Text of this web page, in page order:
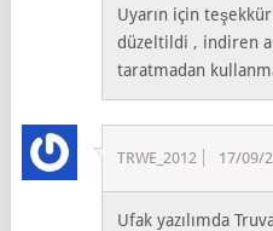
Uyarın için
düzeltildi , indiren
taratmadan
TRWE_2012 17/09/
Ufak yazılımda